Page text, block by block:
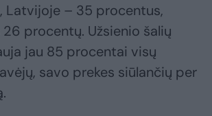
Latvijoje – 35 procentus,
procentų. Užsienio šalių
jau 85 procentai visų
savo prekes siūlančių per